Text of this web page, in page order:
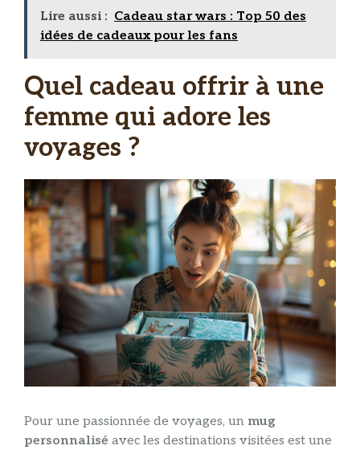
Lire aussi : Cadeau star wars : Top 50 des
idées de cadeaux pour les fans
Quel cadeau offrir à une
femme qui adore les
voyages ?
Pour une passionnée de voyages, un mug
personnalisé avec les destinations visitées est une